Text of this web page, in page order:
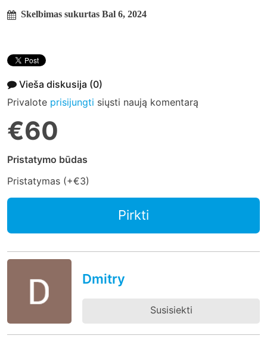
Skelbimas sukurtas Bal 6, 2024
Vieša diskusija (0)
Privalote prisijungti siųsti naują komentarą
€60
Pristatymo būdas
Pristatymas (+€3)
Pirkti
Dmitry
Susisiekti